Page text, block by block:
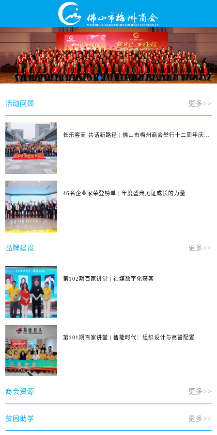
活动回顾 更多>>
长乐客商 共话新路径 | 佛山市梅州商会举行十二周年庆典
46名企业家荣登榜单 | 年度盛典见证成长的力量
品牌建设 更多>>
第102期百家讲堂 | 社媒数字化获客
第101期百家讲堂 | 智能时代：组织设计与高管配置
商会资源 更多>>
贫困助学 更多>>